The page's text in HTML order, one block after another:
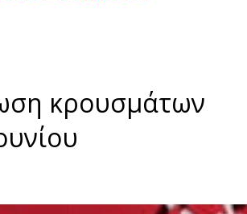
κρουσμάτων